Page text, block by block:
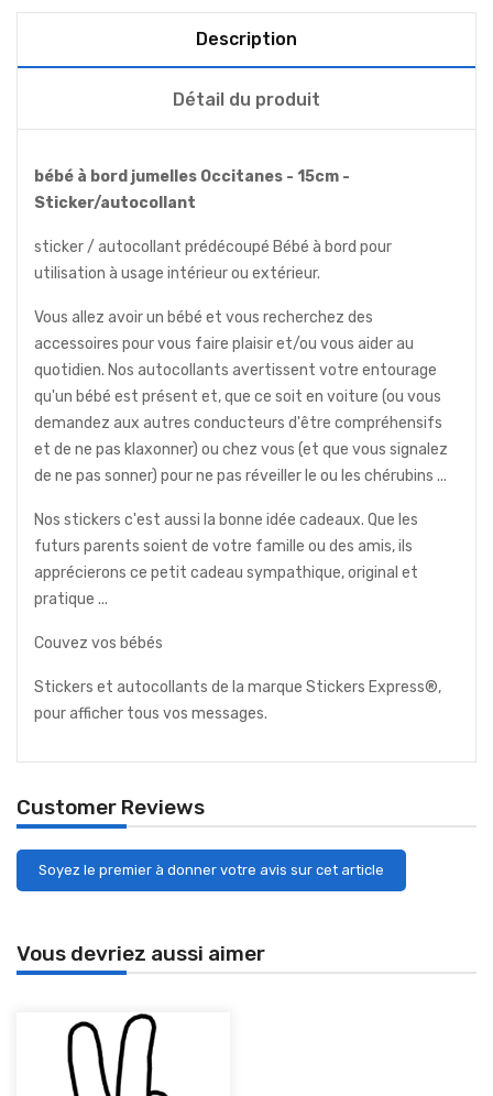
Description
Détail du produit
bébé à bord jumelles Occitanes - 15cm -
Sticker/autocollant
sticker / autocollant prédécoupé Bébé à bord pour
utilisation à usage intérieur ou extérieur.
Vous allez avoir un bébé et vous recherchez des
accessoires pour vous faire plaisir et/ou vous aider au
quotidien. Nos autocollants avertissent votre entourage
qu'un bébé est présent et, que ce soit en voiture (ou vous
demandez aux autres conducteurs d'être compréhensifs
et de ne pas klaxonner) ou chez vous (et que vous signalez
de ne pas sonner) pour ne pas réveiller le ou les chérubins ...
Nos stickers c'est aussi la bonne idée cadeaux. Que les
futurs parents soient de votre famille ou des amis, ils
apprécierons ce petit cadeau sympathique, original et
pratique ...
Couvez vos bébés
Stickers et autocollants de la marque Stickers Express®,
pour afficher tous vos messages.
Customer Reviews
Soyez le premier à donner votre avis sur cet article
Vous devriez aussi aimer